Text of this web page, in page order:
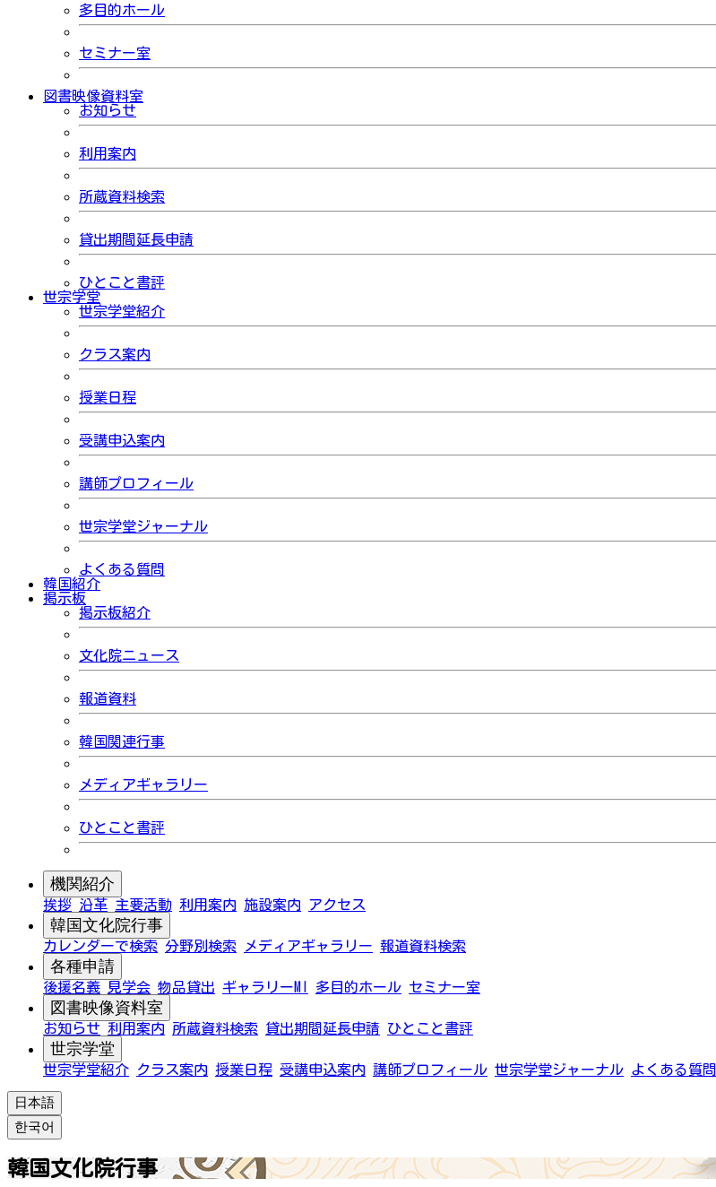
多目的ホール
セミナー室
図書映像資料室
お知らせ
利用案内
所蔵資料検索
貸出期間延長申請
ひとこと書評
世宗学堂
世宗学堂紹介
クラス案内
授業日程
受講申込案内
講師プロフィール
世宗学堂ジャーナル
よくある質問
韓国紹介
掲示板
掲示板紹介
文化院ニュース
報道資料
韓国関連行事
メディアギャラリー
ひとこと書評
機関紹介
挨拶 沿革 主要活動 利用案内 施設案内 アクセス
韓国文化院行事
カレンダーで検索 分野別検索 メディアギャラリー 報道資料検索
各種申請
後援名義 見学会 物品貸出 ギャラリーMI 多目的ホール セミナー室
図書映像資料室
お知らせ 利用案内 所蔵資料検索 貸出期間延長申請 ひとこと書評
世宗学堂
世宗学堂紹介 クラス案内 授業日程 受講申込案内 講師プロフィール 世宗学堂ジャーナル よくある質問
日本語
한국어
韓国文化院行事